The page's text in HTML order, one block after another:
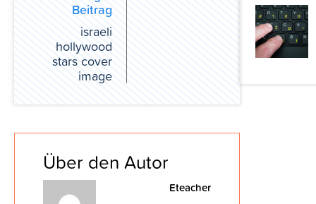
Beitrag
israeli
hollywood
stars cover
image
Über den Autor
Eteacher